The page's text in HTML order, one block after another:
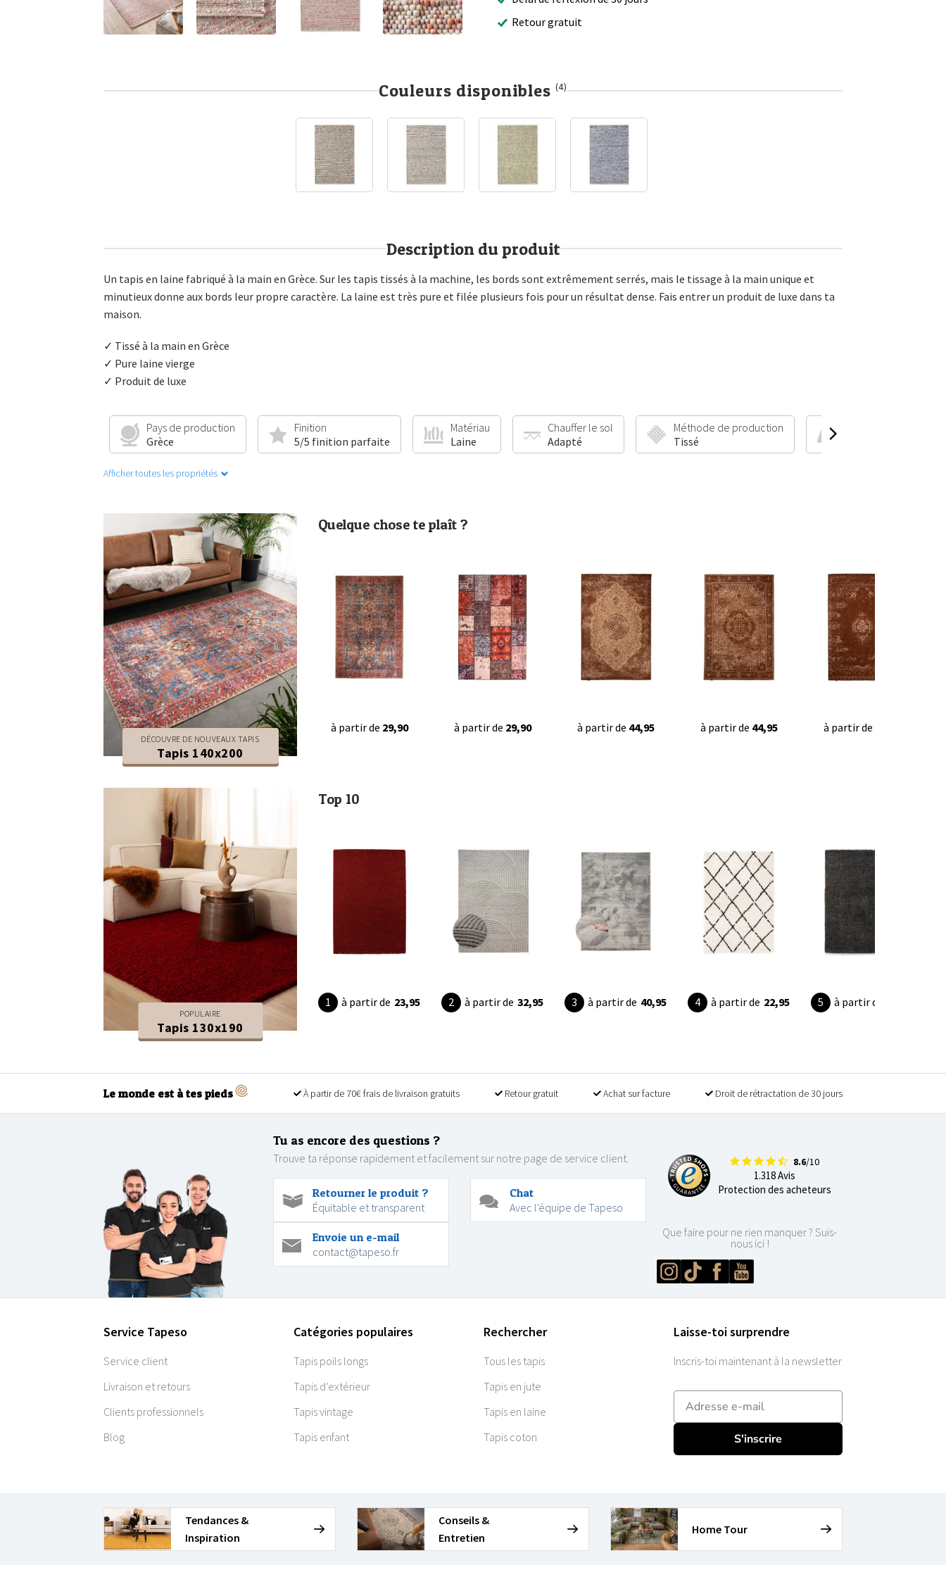
Retour gratuit
Couleurs disponibles (4)
Description du produit
Un tapis en laine fabriqué à la main en Grèce. Sur les tapis tissés à la machine, les bords sont extrêmement serrés, mais le tissage à la main unique et
minutieux donne aux bords leur propre caractère. La laine est très pure et filée plusieurs fois pour un résultat dense. Fais entrer un produit de luxe dans ta
maison.
✓ Tissé à la main en Grèce
✓ Pure laine vierge
✓ Produit de luxe
Pays de production
Grèce
Finition
5/5 finition parfaite
Matériau
Laine
Chauffer le sol
Adapté
Méthode de production
Tissé
Afficher toutes les propriétés
DÉCOUVRE DE NOUVEAUX TAPIS
Tapis 140x200
Quelque chose te plaît ?
à partir de 29,90 à partir de 29,90 à partir de 44,95 à partir de 44,95 à partir de
POPULAIRE
Tapis 130x190
Top 10
à partir de 23,95 à partir de 32,95 à partir de 40,95 à partir de 22,95 à partir de
Le monde est à tes pieds À partir de 70€ frais de livraison gratuits Retour gratuit Achat sur facture Droit de rétractation de 30 jours
Tu as encore des questions ?
Trouve ta réponse rapidement et facilement sur notre page de service client.
Retourner le produit ?
Équitable et transparent
Chat
Avec l'équipe de Tapeso
Envoie un e-mail
contact@tapeso.fr
8.6/10
1.318 Avis
Protection des acheteurs
Que faire pour ne rien manquer ? Suis-
nous ici !
Service Tapeso
Service client
Livraison et retours
Clients professionnels
Blog
Catégories populaires
Tapis poils longs
Tapis d’extérieur
Tapis vintage
Tapis enfant
Rechercher
Tous les tapis
Tapis en jute
Tapis en laine
Tapis coton
Laisse-toi surprendre
Inscris-toi maintenant à la newsletter
E-mailadres
S'inscrire
Tendances &
Inspiration
Conseils &
Entretien
Home Tour